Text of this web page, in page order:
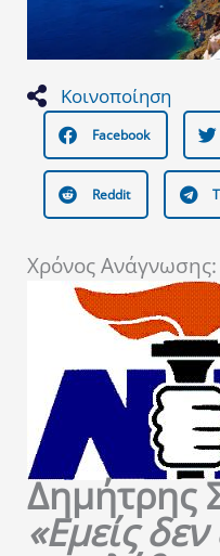
Κοινοποίηση
Facebook
Reddit
Χρόνος Ανάγνωσης:
Δημήτρης
«Εμείς